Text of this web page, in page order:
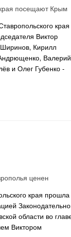
посещают Крым
Виктор
Кирилл
Валерий
и Олег Губенко -
ценен
края прошла
области во
Виктором